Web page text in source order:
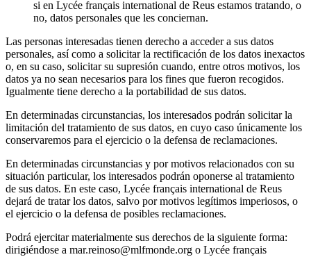
si en Lycée français international de Reus estamos tratando, o
no, datos personales que les conciernan.
Las personas interesadas tienen derecho a acceder a sus datos
personales, así como a solicitar la rectificación de los datos inexactos
o, en su caso, solicitar su supresión cuando, entre otros motivos, los
datos ya no sean necesarios para los fines que fueron recogidos.
Igualmente tiene derecho a la portabilidad de sus datos.
En determinadas circunstancias, los interesados podrán solicitar la
limitación del tratamiento de sus datos, en cuyo caso únicamente los
conservaremos para el ejercicio o la defensa de reclamaciones.
En determinadas circunstancias y por motivos relacionados con su
situación particular, los interesados podrán oponerse al tratamiento
de sus datos. En este caso, Lycée français international de Reus
dejará de tratar los datos, salvo por motivos legítimos imperiosos, o
el ejercicio o la defensa de posibles reclamaciones.
Podrá ejercitar materialmente sus derechos de la siguiente forma:
dirigiéndose a mar.reinoso@mlfmonde.org o Lycée français